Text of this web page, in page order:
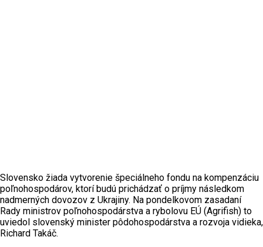
Slovensko žiada vytvorenie špeciálneho fondu na kompenzáciu
poľnohospodárov, ktorí budú prichádzať o príjmy následkom
nadmerných dovozov z Ukrajiny. Na pondelkovom zasadaní
Rady ministrov poľnohospodárstva a rybolovu EÚ (Agrifish) to
uviedol slovenský minister pôdohospodárstva a rozvoja vidieka,
Richard Takáč.